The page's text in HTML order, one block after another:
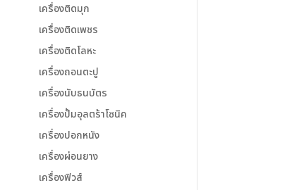
เครื่องติดมุก
เครื่องติดเพชร
เครื่องติดโลหะ
เครื่องถอนตะปู
เครื่องนับธนบัตร
เครื่องปั้มอุลตร้าโซนิค
เครื่องปอกหนัง
เครื่องผ่อนยาง
เครื่องฟิวส์